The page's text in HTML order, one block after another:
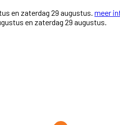
en zaterdag 29 augustus. meer
en zaterdag 29 augustus.